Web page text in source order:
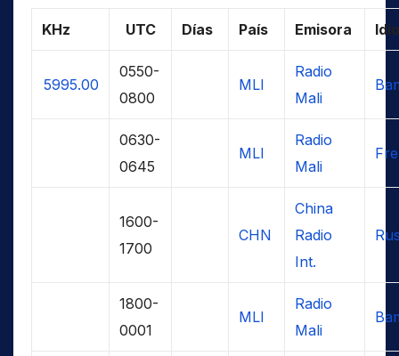
KHz UTC Días País Emisora
5995.00
0550-
0800
MLI
Radio
Mali
0630-
0645
MLI
Radio
Mali
1600-
1700
CHN
China
Radio
Int.
1800-
0001
MLI
Radio
Mali